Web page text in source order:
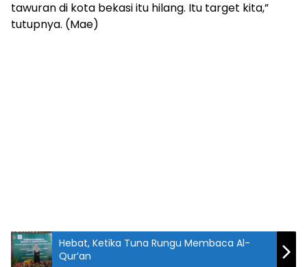
tawuran di kota bekasi itu hilang. Itu target kita,”
tutupnya. (Mae)
Hebat, Ketika Tuna Rungu Membaca Al-
Qur’an